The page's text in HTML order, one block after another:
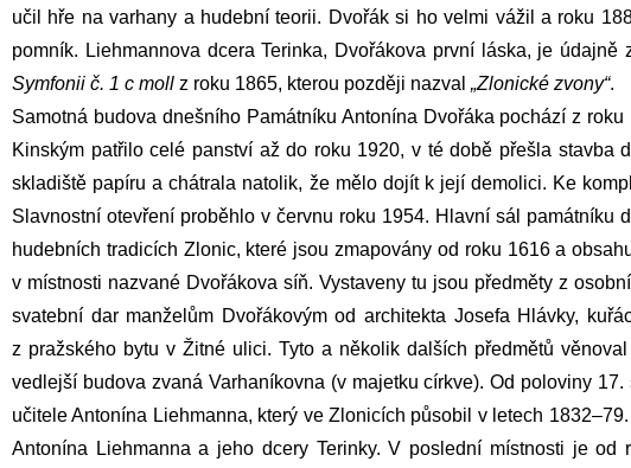
učil hře na varhany a hudební teorii. Dvořáksi ho velmi vážil a roku
pomník. Liehmannova dcera Terinka, Dvořákova první láska, je údajně
Symfonii č. 1 c moll z roku 1865, kterou později nazval „Zlonické zvony“.
Samotná budova dnešního Památníku Antonína Dvořáka pochází z
Kinským patřilo celé panství až do roku 1920, v té době přešla
skladiště papíru a chátrala natolik, že mělo dojít k její demolici. Ke
Slavnostní otevření proběhlo v červnu roku 1954. Hlavní sál
hudebních tradicích Zlonic, které jsou zmapovány od roku 1616 a
v místnosti nazvané Dvořákova síň. Vystaveny tu jsou předměty z
svatební dar manželům Dvořákovým od architekta Josefa Hlávky,
z pražského bytu v Žitné ulici. Tyto a několik dalších předmětů
vedlejší budova zvaná Varhaníkovna (v majetku církve). Od poloviny
učiteleAntonína Liehmanna, který ve Zlonicích působil v letech
Antonína Liehmanna a jeho dcery Terinky. V poslední místnosti je od